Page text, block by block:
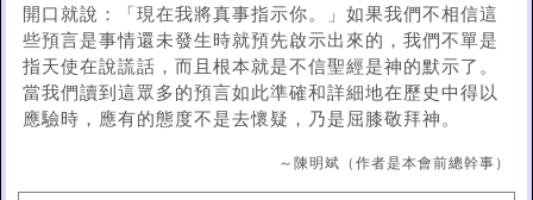
開口就說：「現在我將真事指示你。」如果我們不相信這
些預言是事情還未發生時就預先啟示出來的，我們不單是
指天使在說謊話，而且根本就是不信聖經是神的默示了。
當我們讀到這眾多的預言如此準確和詳細地在歷史中得以
應驗時，應有的態度不是去懷疑，乃是屈膝敬拜神。
～陳明斌（作者是本會前總幹事）